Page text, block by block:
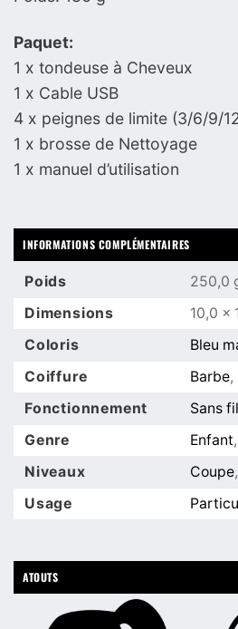
Paquet:
1 x tondeuse à Cheveux
1 x Cable USB
4 x peignes de limite (3/6/9/
1 x brosse de Nettoyage
1 x manuel d’utilisation
INFORMATIONS COMPLÉMENTAIRES
Poids
250,0
Dimensions
10,0 ×
Coloris
Bleu
Coiffure
Barbe,
Fonctionnement
Sans fil
Genre
Enfant,
Niveaux
Coupe,
Usage
ATOUTS